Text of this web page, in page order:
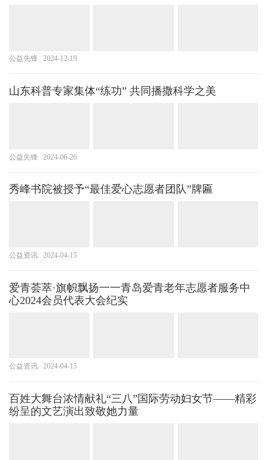
公益先锋 2024-12-19
山东科普专家集体“练功” 共同播撒科学之美
公益先锋 2024-06-26
秀峰书院被授予“最佳爱心志愿者团队”牌匾
公益资讯 2024-04-15
爱青荟萃·旗帜飘扬一一青岛爱青老年志愿者服务中
心2024会员代表大会纪实
公益资讯 2024-04-15
百姓大舞台浓情献礼“三八”国际劳动妇女节——精彩
纷呈的文艺演出致敬她力量